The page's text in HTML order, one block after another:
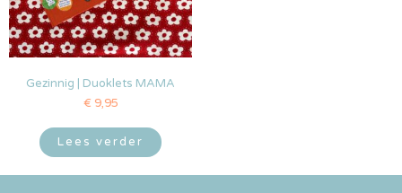
Gezinnig | Duoklets MAMA
€ 9,95
Lees verder